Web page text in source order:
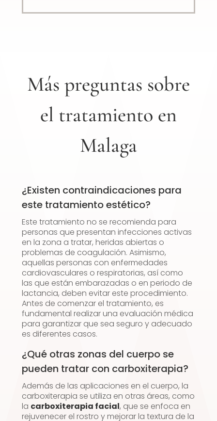
Más preguntas sobre
el tratamiento en
Malaga
¿Existen contraindicaciones para
este tratamiento estético?
Este tratamiento no se recomienda para
personas que presentan infecciones activas
en la zona a tratar, heridas abiertas o
problemas de coagulación. Asimismo,
aquellas personas con enfermedades
cardiovasculares o respiratorias, así como
las que están embarazadas o en periodo de
lactancia, deben evitar este procedimiento.
Antes de comenzar el tratamiento, es
fundamental realizar una evaluación médica
para garantizar que sea seguro y adecuado
es diferentes casos.
¿Qué otras zonas del cuerpo se
pueden tratar con carboxiterapia?
Además de las aplicaciones en el cuerpo, la
carboxiterapia se utiliza en otras áreas, como
la carboxiterapia facial, que se enfoca en
rejuvenecer el rostro y mejorar la textura de la